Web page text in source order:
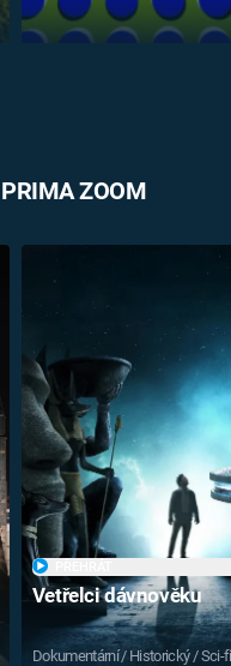
ZOOM
Vetřelci dávnověku
Dokumentární / Historický / Sci-